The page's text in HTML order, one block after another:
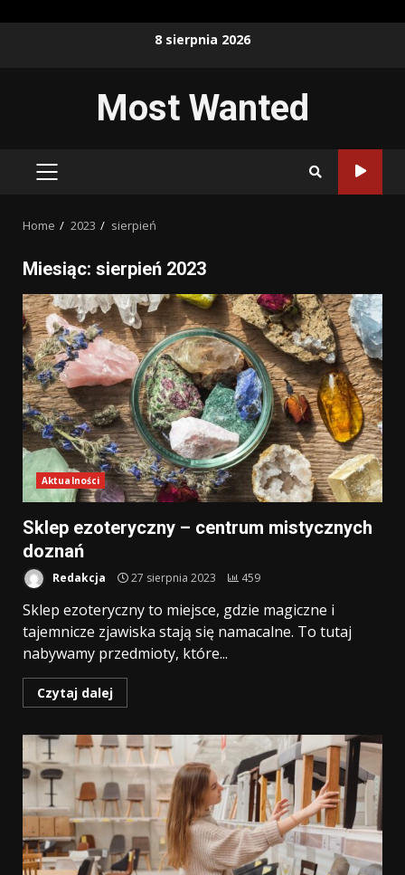
8 sierpnia 2026
Most Wanted
PRIMARY
Home 2023 sierpień
Miesiąc: sierpień 2023
Aktualności
Sklep ezoteryczny – centrum mistycznych
doznań
Redakcja 27 sierpnia 2023 459
Sklep ezoteryczny to miejsce, gdzie magiczne i
tajemnicze zjawiska stają się namacalne. To tutaj
nabywamy przedmioty, które...
Czytaj dalej